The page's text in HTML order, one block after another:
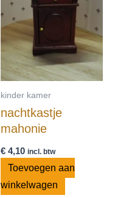
kinder kamer
nachtkastje
mahonie
€4,10 incl. btw
Toevoegen aan
winkelwagen